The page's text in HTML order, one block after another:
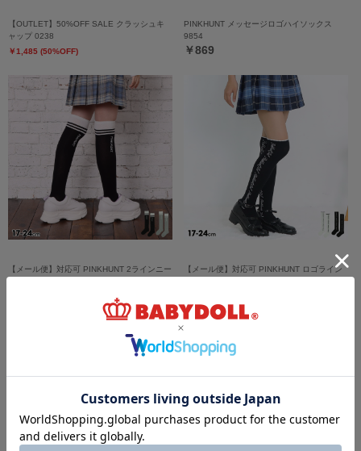
【OUTLET】50%OFF SALE クラッシュキ
ャップ 0238
￥1,485 (50%OFF)
PINKHUNT メッセージロゴハイソックス
9854
￥869
【メール便】対応可 PINKHUNT 2ラインニー
【メール便】対応可 PINKHUNT ロゴライン